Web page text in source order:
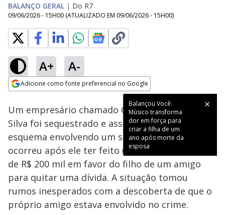
BALANÇO GERAL | Do R7
09/06/2026 - 15H00 (ATUALIZADO EM 09/06/2026 - 15H00)
A+ A-
Adicione como fonte preferencial no Google
Balançou Você:
Músico transforma
dor em força para
criar a filha de um
ano após morte da
esposa
Ativar
Loaded
34.50%
Um empresário chamado Cristiano Barbosa da
Silva foi sequestrado e assassinado em um
esquema envolvendo um seguro de vida. O caso
ocorreu após ele ter feito um seguro no valor
de R$ 200 mil em favor do filho de um amigo
para quitar uma dívida. A situação tomou
rumos inesperados com a descoberta de que o
próprio amigo estava envolvido no crime.